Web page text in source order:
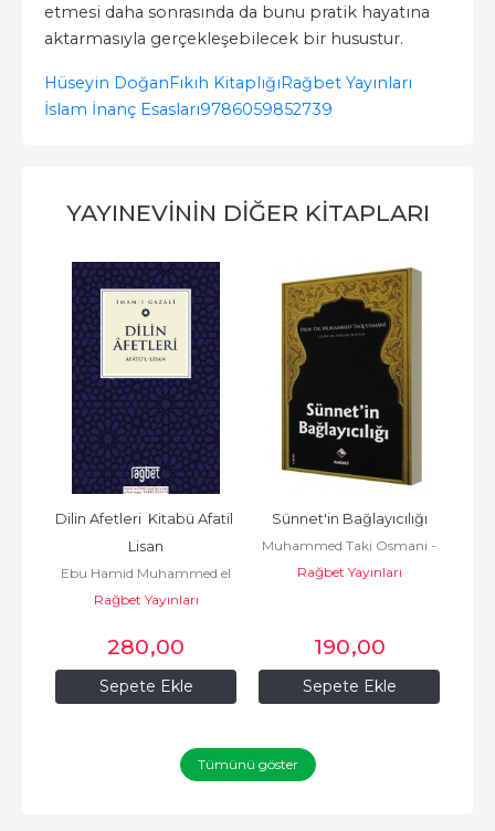
etmesi daha sonrasında da bunu pratik hayatına
aktarmasıyla gerçekleşebilecek bir husustur.
Hüseyin DoğanFıkıh KitaplığıRağbet Yayınları
İslam İnanç Esasları9786059852739
YAYINEVININ DIĞER KITAPLARI
Sepete Ekle
Dilin Afetleri  Kitabü Afatil
Lisan
Ebu Hamid Muhammed el
Gazali أبو
Rağbet Yayınları
280,00
Sepete Ekle
Sünnet'in Bağlayıcılığı
Muhammed Taki Osmani -
محمد تقي العثماني
Rağbet Yayınları
190,00
Tümünü göster